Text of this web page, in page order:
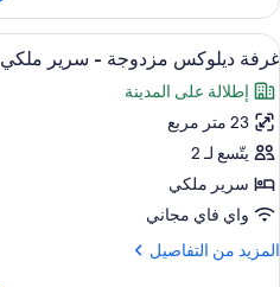
جناح
ملكي
استعراض
جميع
صور
غرفة
ديلوكس
مزدوجة
-
سرير
ملكي
4
غرفة ديلوكس مزدوجة - سرير ملكي
إطلالة على المدينة
23 متر مربع
يتّسع لـ 2
سرير ملكي
واي فاي مجاني
المزيد من التفاصيل
المزيد